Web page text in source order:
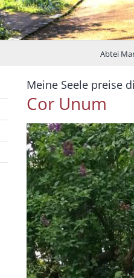
Abtei
Meine Seele preise
Cor Unum